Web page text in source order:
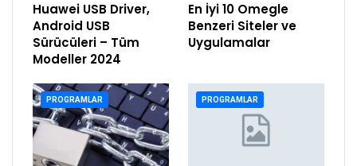
Huawei USB Driver,
Android USB
Sürücüleri – Tüm
Modeller 2024
En İyi 10 Omegle
Benzeri Siteler ve
Uygulamalar
PROGRAMLAR PROGRAMLAR